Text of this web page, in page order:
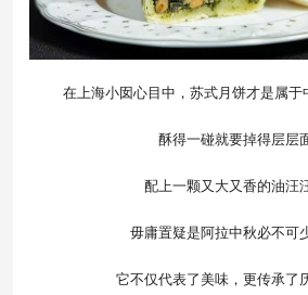
在上海小囡心目中，苏式月饼才是属于
酥得一碰就要掉得层层
配上一颗又大又香的油汪
毋庸置疑是阿拉中秋必不可
它不仅代表了美味，更传承了